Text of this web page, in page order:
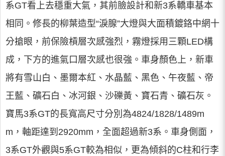
系GT看上去穩重大氣，其前臉設計和新3系轎車基本
相同。修長的柳葉造型“淚腺”大燈與大面積鍍鉻中網十
分搶眼，前保險槓層次感強烈，霧燈採用三顆LED構
成，下方的進氣口層次感也很強。車身顏色上，新車
將有雪山白、墨爾本紅、水晶藍、黑色、午夜藍、帝
王藍、礦石白、冰河銀、沙礫黃、寶石青、礦石灰。
寶馬3系GT的長寬高尺寸分別為4824/1828/1489m
m，軸距達到2920mm，全面超過新3系。車身側面，
3系GT外觀與5系GT較為相似，更為傾斜的C柱和行李